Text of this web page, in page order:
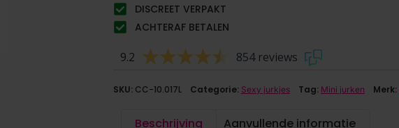
DISCREET VERPAKT
ACHTERAF BETALEN
9.2 854 reviews
SKU: CC-10.017L Categorie: Sexy jurkjes Tag: Mini jurken Merk:
Beschrijving Aanvullende informatie